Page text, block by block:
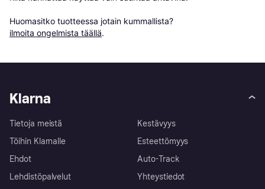
Huomasitko tuotteessa jotain kummallista?
ilmoita ongelmista täällä.
Klarna
Tietoja meistä
Töihin Klarnalle
Ehdot
Lehdistöpalvelut
Kestävyys
Esteettömyys
Auto-Track
Yhteystiedot